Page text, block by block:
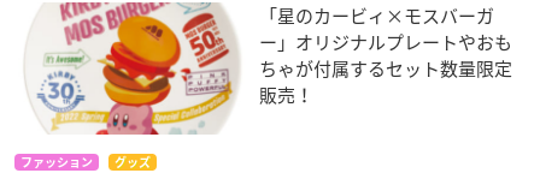
「星のカービィ×モスバーガ
ー」オリジナルプレートやおも
ちゃが付属するセット数量限定
販売！
ファッション グッズ